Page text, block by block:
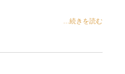
...続きを読む